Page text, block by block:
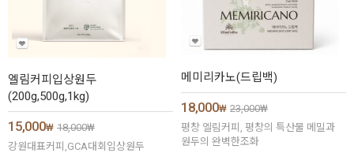
엘림커피입상원두
(200g,500g,1kg)
15,000₩ 18,000₩
강원대표커피,GCA대회입상원두
메미리카노(드립백)
18,000₩ 23,000₩
평창 엘림커피, 평창의 특산물 메밀과
원두의 완벽한조화